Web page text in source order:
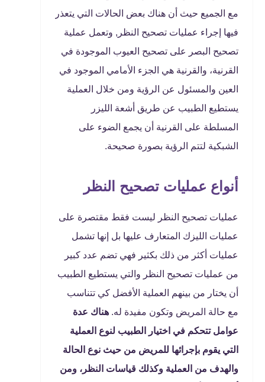
مع الجميع حيث أن هناك بعض الحالات التي يتعذر
فيها إجراء عمليات تصحيح النظر, وتعمل عملية
تصحيح البصر على تصحيح العيوب الموجودة في
القرنية، والقرنية هي الجزء الأمامي الموجود في
العين والمسئول عن الرؤية ومن خلال العملية
يستطيع الطبيب عن طريق أشعة الليزر
المسلطة على القرنية أن يجمع الضوء على
الشبكية لتتم الرؤية بصورة صحيحة.
أنواع عمليات تصحيح النظر
عمليات تصحيح النظر ليست فقط مقتصرة على
عمليات الليزك المتعارف عليها بل إنها تشمل
عمليات أكثر من ذلك بكثير فهي تضم عدد كبير
من عمليات تصحيح النظر والتي يستطيع الطبيب
أن يختار من بينهم العملية الأفضل كي تتناسب
مع حالة المريض وتكون مفيدة له. هناك عدة
عوامل تتحكم في اختيار الطبيب لنوع العملية
التي يقوم بإجرائها للمريض من حيث نوع الحالة
والهدف من العملية وكذلك قياسات النظر، ومن